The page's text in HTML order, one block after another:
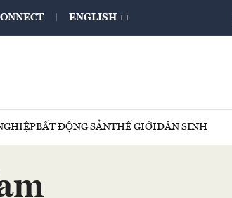
ENGLISH ++
BẤT ĐỘNG SẢNTHẾ GIỚIDÂN SINH